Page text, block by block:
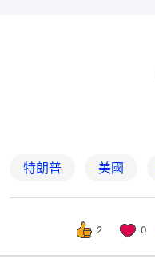
特朗普 美國
2 0